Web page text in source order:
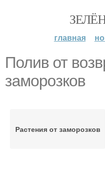
главная
Полив от
заморозков
Растения от заморозков